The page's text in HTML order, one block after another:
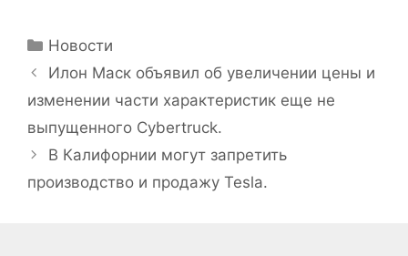
Рубрики
Новости
Илон Маск объявил об увеличении цены и
изменении части характеристик еще не
выпущенного Cybertruck.
В Калифорнии могут запретить
производство и продажу Tesla.